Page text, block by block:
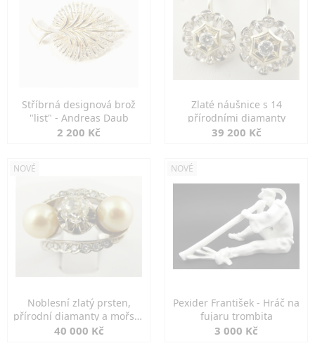
Stříbrná designová brož
"list" - Andreas Daub
2 200 Kč
Zlaté náušnice s 14
přírodními diamanty
39 200 Kč
NOVÉ
Noblesní zlatý prsten,
přírodní diamanty a mořské
perly
40 000 Kč
NOVÉ
Pexider František - Hráč na
fujaru trombita
3 000 Kč